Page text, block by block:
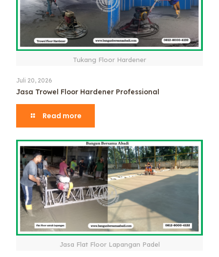
Tukang Floor Hardener
Juli 20, 2026
Jasa Trowel Floor Hardener Professional
Read more
Jasa Flat Floor Lapangan Padel